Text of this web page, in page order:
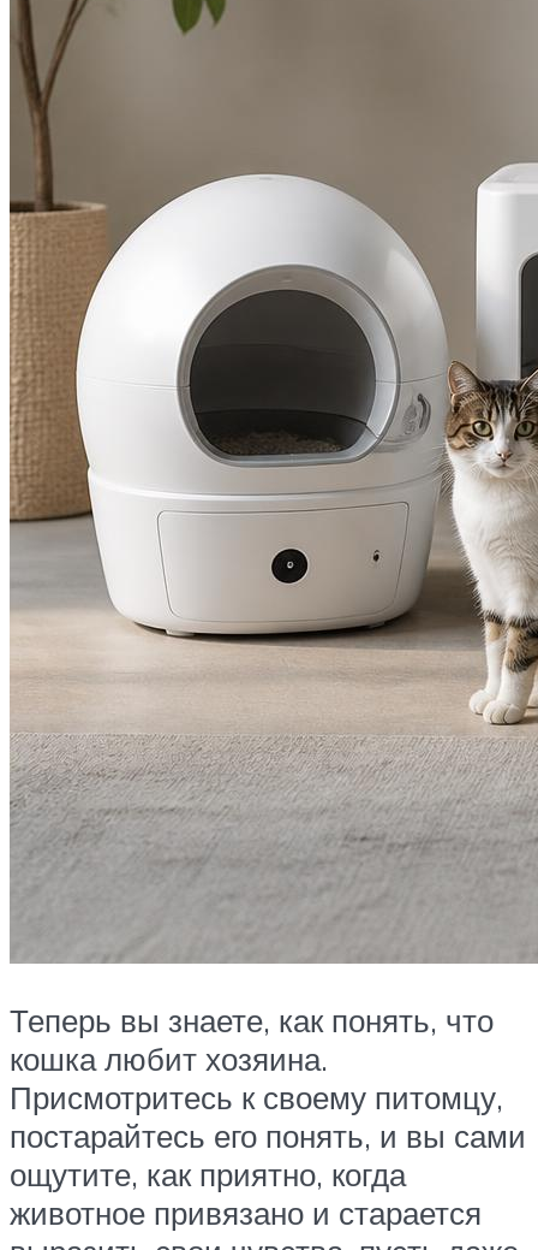
Теперь вы знаете, как понять, что
кошка любит хозяина.
Присмотритесь к своему питомцу,
постарайтесь его понять, и вы сами
ощутите, как приятно, когда
животное привязано и старается